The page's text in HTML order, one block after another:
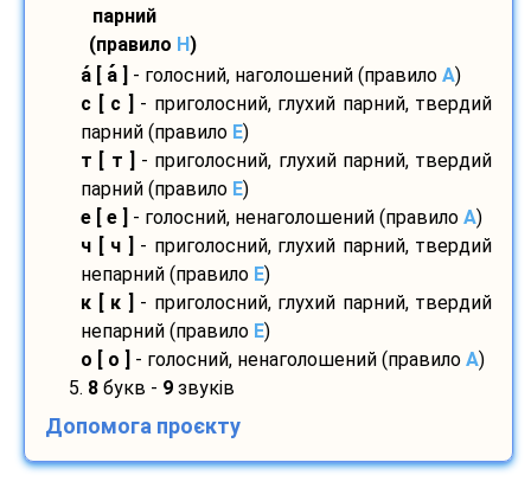
парний
(правило H)
а [ а - голосний, наголошений (правило A)
с [ с ]
- приголосний, глухий парний, твердий
парний (правило E)
т [ т ]
- приголосний, глухий парний, твердий
парний (правило E)
е [ е ]
- голосний, ненаголошений (правило A)
ч [ ч ]
- приголосний, глухий парний, твердий
непарний (правило E)
к [ к ]
- приголосний, глухий парний, твердий
непарний (правило E)
о [ о ]
- голосний, ненаголошений (правило A)
5. 8 букв - 9 звуків
Допомога проєкту